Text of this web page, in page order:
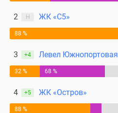
2 Н ЖК «С5»
88 %
3 +4 Левел Южнопортовая
32 % 68 %
4 +5 ЖК «Остров»
88 %